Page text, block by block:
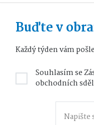
Buďte v
Každý týden vám
Souhlasím se
obchodních